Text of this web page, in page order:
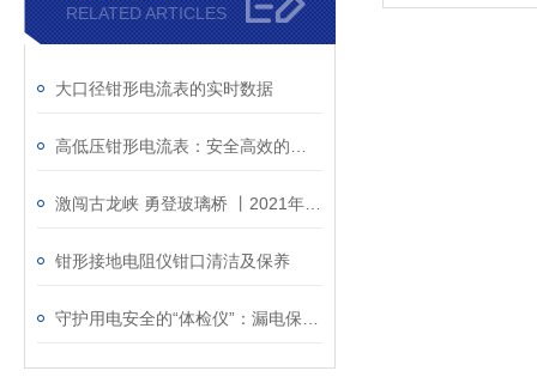
RELATED ARTICLES
大口径钳形电流表的实时数据
钳形接地电阻仪钳口清洁及保养